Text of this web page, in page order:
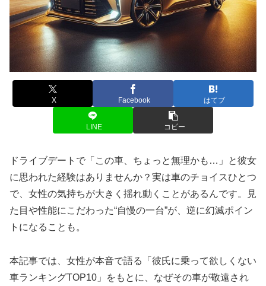
X Facebook はてブ
LINE コピー
ドライブデートで「この車、ちょっと無理かも…」と彼女
に思われた経験はありませんか？実は車のチョイスひとつ
で、女性の気持ちが大きく揺れ動くことがあるんです。見
た目や性能にこだわった“自慢の一台”が、逆に幻滅ポイン
トになることも。
本記事では、女性が本音で語る「彼氏に乗って欲しくない
車ランキングTOP10」をもとに、なぜその車が敬遠され